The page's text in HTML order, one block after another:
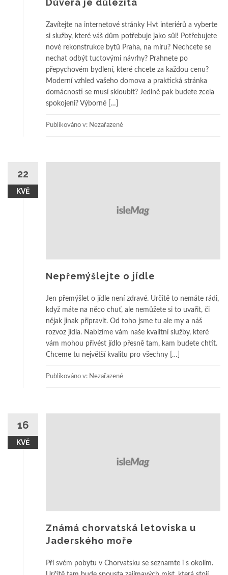
Zavítejte na internetové stránky Hvt interiérů a vyberte
si služby, které váš dům potřebuje jako sůl! Potřebujete
nové rekonstrukce bytů Praha, na míru? Nechcete se
nechat odbýt tuctovými návrhy? Prahnete po
přepychovém bydlení, které chcete za každou cenu?
Moderní vzhled vašeho domova a praktická stránka
domácnosti se musí skloubit? Jedině pak budete zcela
spokojeni? Výborné […]
Publikováno v: Nezařazené
22
KVĚ
Nepřemýšlejte o jídle
Jen přemýšlet o jídle není zdravé. Určitě to nemáte rádi,
když máte na něco chuť, ale nemůžete si to uvařit, či
nějak jinak připravit. Od toho jsme tu ale my a náš
rozvoz jídla. Nabízíme vám naše kvalitní služby, které
vám mohou přivést jídlo přesně tam, kam budete chtít.
Chceme tu největší kvalitu pro všechny […]
Publikováno v: Nezařazené
16
KVĚ
Známá chorvatská letoviska u
Jaderského moře
Při svém pobytu v Chorvatsku se seznamte i s okolím.